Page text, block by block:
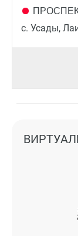
с. Усады,